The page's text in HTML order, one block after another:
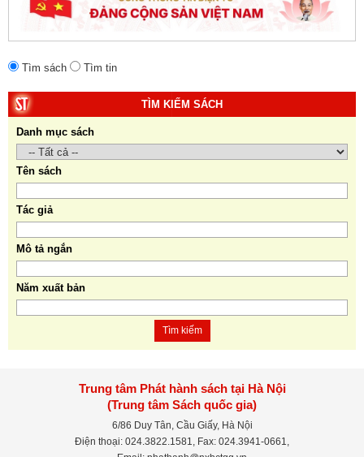
Tìm sách Tìm tin
TÌM KIẾM SÁCH
Danh mục sách
Tên sách
Tác giả
Mô tả ngắn
Năm xuất bản
Tìm kiếm
Trung tâm Phát hành sách tại Hà Nội
(Trung tâm Sách quốc gia)
6/86 Duy Tân, Cầu Giấy, Hà Nội
Điện thoại: 024.3822.1581, Fax: 024.3941-0661,